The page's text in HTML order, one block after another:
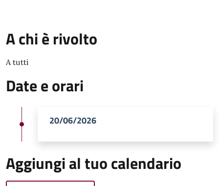
A chi è rivolto
A tutti
Date e orari
20/06/2026
Aggiungi al tuo calendario